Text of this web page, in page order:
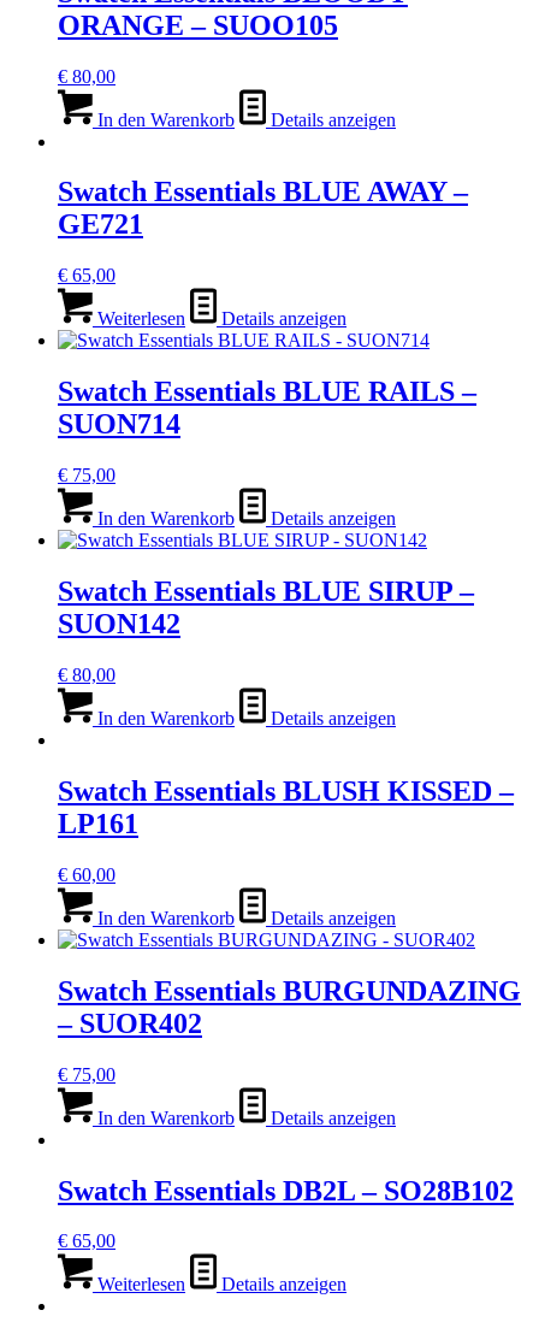
ORANGE – SUOO105
€ 80,00
In den Warenkorb Details anzeigen
Swatch Essentials BLUE AWAY –
GE721
€ 65,00
Weiterlesen Details anzeigen
Swatch Essentials BLUE RAILS –
SUON714
€ 75,00
In den Warenkorb Details anzeigen
Swatch Essentials BLUE SIRUP –
SUON142
€ 80,00
In den Warenkorb Details anzeigen
Swatch Essentials BLUSH KISSED –
LP161
€ 60,00
In den Warenkorb Details anzeigen
Swatch Essentials BURGUNDAZING
– SUOR402
€ 75,00
In den Warenkorb Details anzeigen
Swatch Essentials DB2L – SO28B102
€ 65,00
Weiterlesen Details anzeigen